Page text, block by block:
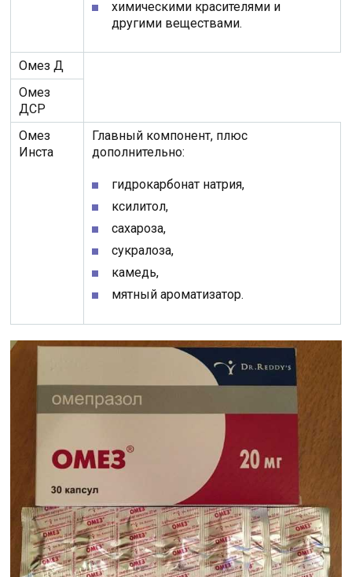
химическими красителями и
другими веществами.
Омез Д
Омез
ДСР
Омез
Инста
Главный компонент, плюс
дополнительно:
гидрокарбонат натрия,
ксилитол,
сахароза,
сукралоза,
камедь,
мятный ароматизатор.